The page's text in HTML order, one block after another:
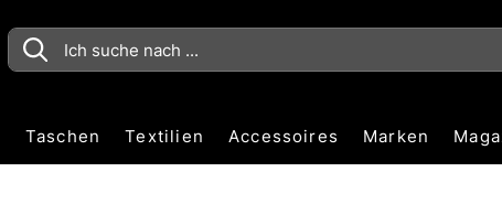
Taschen Textilien Accessoires Marken